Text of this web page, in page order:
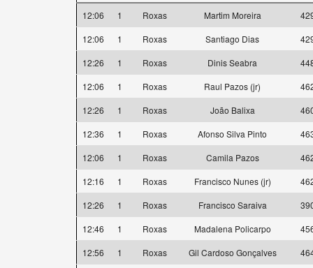
12:06 1 Roxas Martim Moreira
12:06
1 Roxas Santiago Dias
12:26
1 Roxas Dinis Seabra
12:06
1 Roxas Raul Pazos (jr)
12:26
1 Roxas João Balixa
12:36
1 Roxas Afonso Silva Pinto
12:06
1 Roxas Camila Pazos
12:16
1 Roxas Francisco Nunes (jr)
12:26
1 Roxas Francisco Saraiva
12:46
1 Roxas Madalena Policarpo
12:56
1 Roxas Gil Cardoso Gonçalves